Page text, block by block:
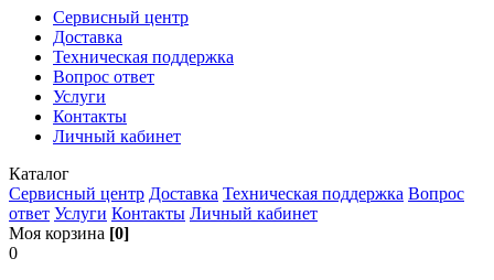
Сервисный центр
Доставка
Техническая поддержка
Вопрос ответ
Услуги
Контакты
Личный кабинет
Каталог
Сервисный центр Доставка Техническая поддержка Вопрос
ответ Услуги Контакты Личный кабинет
Моя корзина [0]
0